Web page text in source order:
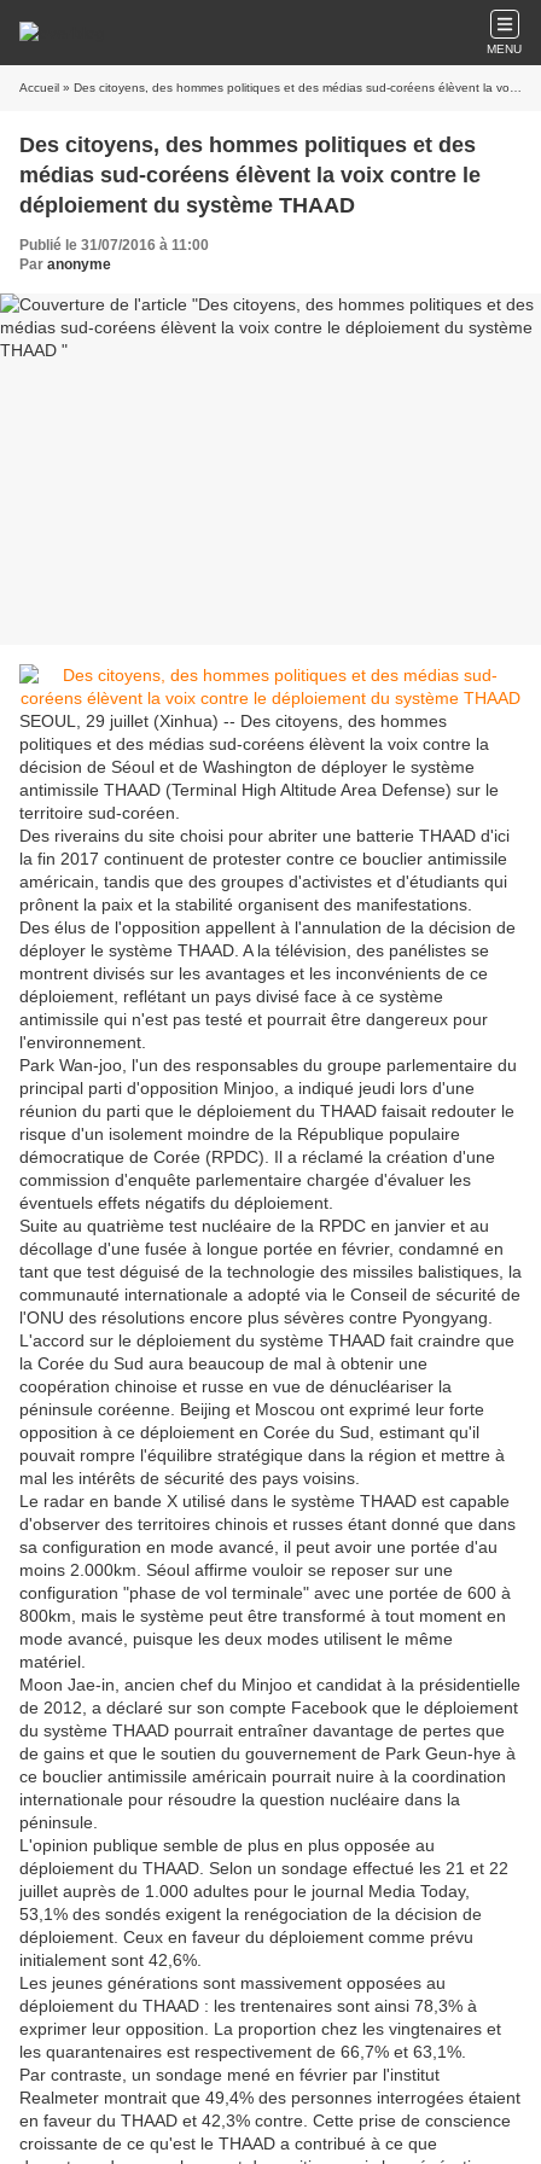
MENU
Accueil » Des citoyens, des hommes politiques et des médias sud-coréens élèvent la voix contre le déploiement du système THAAD
Des citoyens, des hommes politiques et des
médias sud-coréens élèvent la voix contre le
déploiement du système THAAD
Publié le 31/07/2016 à 11:00
Par anonyme
SEOUL, 29 juillet (Xinhua) -- Des citoyens, des hommes
politiques et des médias sud-coréens élèvent la voix contre la
décision de Séoul et de Washington de déployer le système
antimissile THAAD (Terminal High Altitude Area Defense) sur le
territoire sud-coréen.
Des riverains du site choisi pour abriter une batterie THAAD d'ici
la fin 2017 continuent de protester contre ce bouclier antimissile
américain, tandis que des groupes d'activistes et d'étudiants qui
prônent la paix et la stabilité organisent des manifestations.
Des élus de l'opposition appellent à l'annulation de la décision de
déployer le système THAAD. A la télévision, des panélistes se
montrent divisés sur les avantages et les inconvénients de ce
déploiement, reflétant un pays divisé face à ce système
antimissile qui n'est pas testé et pourrait être dangereux pour
l'environnement.
Park Wan-joo, l'un des responsables du groupe parlementaire du
principal parti d'opposition Minjoo, a indiqué jeudi lors d'une
réunion du parti que le déploiement du THAAD faisait redouter le
risque d'un isolement moindre de la République populaire
démocratique de Corée (RPDC). Il a réclamé la création d'une
commission d'enquête parlementaire chargée d'évaluer les
éventuels effets négatifs du déploiement.
Suite au quatrième test nucléaire de la RPDC en janvier et au
décollage d'une fusée à longue portée en février, condamné en
tant que test déguisé de la technologie des missiles balistiques, la
communauté internationale a adopté via le Conseil de sécurité de
l'ONU des résolutions encore plus sévères contre Pyongyang.
L'accord sur le déploiement du système THAAD fait craindre que
la Corée du Sud aura beaucoup de mal à obtenir une
coopération chinoise et russe en vue de dénucléariser la
péninsule coréenne. Beijing et Moscou ont exprimé leur forte
opposition à ce déploiement en Corée du Sud, estimant qu'il
pouvait rompre l'équilibre stratégique dans la région et mettre à
mal les intérêts de sécurité des pays voisins.
Le radar en bande X utilisé dans le système THAAD est capable
d'observer des territoires chinois et russes étant donné que dans
sa configuration en mode avancé, il peut avoir une portée d'au
moins 2.000km. Séoul affirme vouloir se reposer sur une
configuration "phase de vol terminale" avec une portée de 600 à
800km, mais le système peut être transformé à tout moment en
mode avancé, puisque les deux modes utilisent le même
matériel.
Moon Jae-in, ancien chef du Minjoo et candidat à la présidentielle
de 2012, a déclaré sur son compte Facebook que le déploiement
du système THAAD pourrait entraîner davantage de pertes que
de gains et que le soutien du gouvernement de Park Geun-hye à
ce bouclier antimissile américain pourrait nuire à la coordination
internationale pour résoudre la question nucléaire dans la
péninsule.
L'opinion publique semble de plus en plus opposée au
déploiement du THAAD. Selon un sondage effectué les 21 et 22
juillet auprès de 1.000 adultes pour le journal Media Today,
53,1% des sondés exigent la renégociation de la décision de
déploiement. Ceux en faveur du déploiement comme prévu
initialement sont 42,6%.
Les jeunes générations sont massivement opposées au
déploiement du THAAD : les trentenaires sont ainsi 78,3% à
exprimer leur opposition. La proportion chez les vingtenaires et
les quarantenaires est respectivement de 66,7% et 63,1%.
Par contraste, un sondage mené en février par l'institut
Realmeter montrait que 49,4% des personnes interrogées étaient
en faveur du THAAD et 42,3% contre. Cette prise de conscience
croissante de ce qu'est le THAAD a contribué à ce que